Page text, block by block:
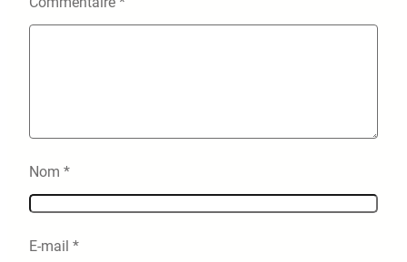
Nom *
E-mail *